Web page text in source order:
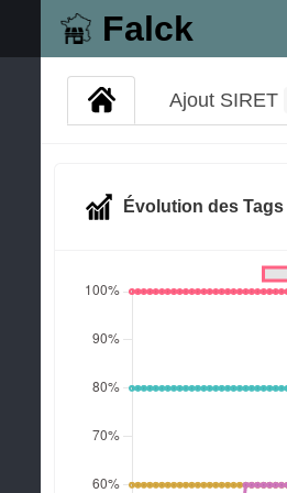
Falck
Ajout SIRET
Évolution des